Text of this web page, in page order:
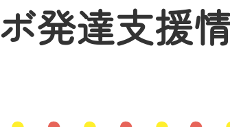
発達支援